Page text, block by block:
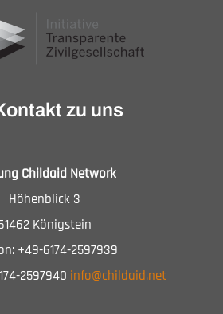
zu uns
Childaid Network
Höhenblick 3
Königstein
+49-6174-2597939
2597940 info@childaid.net